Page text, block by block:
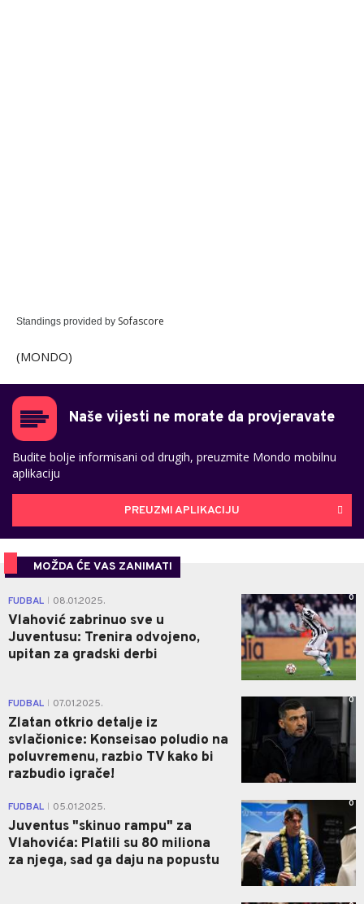
Standings provided by Sofascore
(MONDO)
Naše vijesti ne morate da provjeravate
Budite bolje informisani od drugih, preuzmite Mondo mobilnu
aplikaciju
PREUZMI APLIKACIJU
MOŽDA ĆE VAS ZANIMATI
FUDBAL 08.01.2025.
Vlahović zabrinuo sve u
Juventusu: Trenira odvojeno,
upitan za gradski derbi
0
FUDBAL 07.01.2025.
Zlatan otkrio detalje iz
svlačionice: Konseisao poludio na
poluvremenu, razbio TV kako bi
razbudio igrače!
0
FUDBAL 05.01.2025.
Juventus "skinuo rampu" za
Vlahovića: Platili su 80 miliona
za njega, sad ga daju na popustu
0